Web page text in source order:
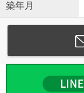
築年月